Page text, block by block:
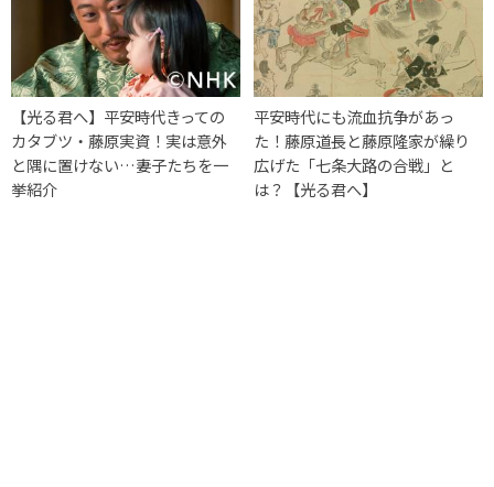
【光る君へ】平安時代きっての
カタブツ・藤原実資！実は意外
と隅に置けない…妻子たちを一
挙紹介
平安時代にも流血抗争があっ
た！藤原道長と藤原隆家が繰り
広げた「七条大路の合戦」と
は？【光る君へ】